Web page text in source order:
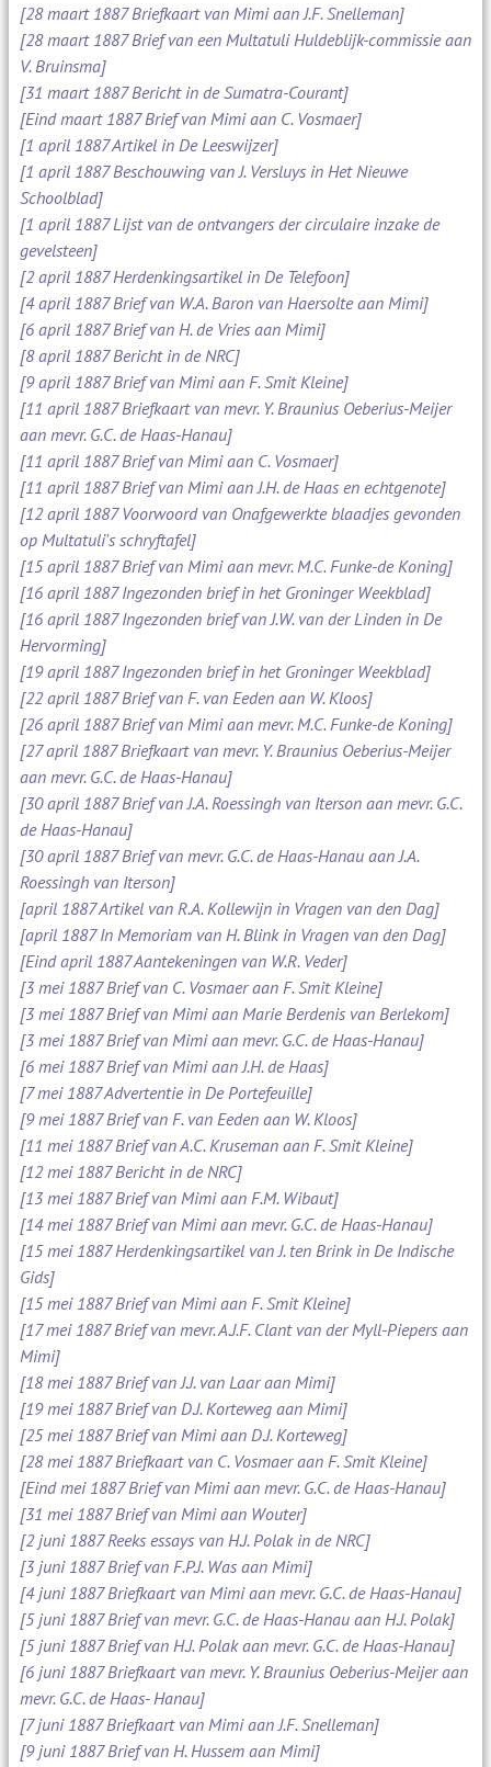
[28 maart 1887 Briefkaart van Mimi aan J.F. Snelleman]
[28 maart 1887 Brief van een Multatuli Huldeblijk-commissie aan
V. Bruinsma]
[31 maart 1887 Bericht in de Sumatra-Courant]
[Eind maart 1887 Brief van Mimi aan C. Vosmaer]
[1 april 1887 Artikel in De Leeswijzer]
[1 april 1887 Beschouwing van J. Versluys in Het Nieuwe
Schoolblad]
[1 april 1887 Lijst van de ontvangers der circulaire inzake de
gevelsteen]
[2 april 1887 Herdenkingsartikel in De Telefoon]
[4 april 1887 Brief van W.A. Baron van Haersolte aan Mimi]
[6 april 1887 Brief van H. de Vries aan Mimi]
[8 april 1887 Bericht in de NRC]
[9 april 1887 Brief van Mimi aan F. Smit Kleine]
[11 april 1887 Briefkaart van mevr. Y. Braunius Oeberius-Meijer
aan mevr. G.C. de Haas-Hanau]
[11 april 1887 Brief van Mimi aan C. Vosmaer]
[11 april 1887 Brief van Mimi aan J.H. de Haas en echtgenote]
[12 april 1887 Voorwoord van Onafgewerkte blaadjes gevonden
op Multatuli's schryftafel]
[15 april 1887 Brief van Mimi aan mevr. M.C. Funke-de Koning]
[16 april 1887 Ingezonden brief in het Groninger Weekblad]
[16 april 1887 Ingezonden brief van J.W. van der Linden in De
Hervorming]
[19 april 1887 Ingezonden brief in het Groninger Weekblad]
[22 april 1887 Brief van F. van Eeden aan W. Kloos]
[26 april 1887 Brief van Mimi aan mevr. M.C. Funke-de Koning]
[27 april 1887 Briefkaart van mevr. Y. Braunius Oeberius-Meijer
aan mevr. G.C. de Haas-Hanau]
[30 april 1887 Brief van J.A. Roessingh van Iterson aan mevr. G.C.
de Haas-Hanau]
[30 april 1887 Brief van mevr. G.C. de Haas-Hanau aan J.A.
Roessingh van Iterson]
[april 1887 Artikel van R.A. Kollewijn in Vragen van den Dag]
[april 1887 In Memoriam van H. Blink in Vragen van den Dag]
[Eind april 1887 Aantekeningen van W.R. Veder]
[3 mei 1887 Brief van C. Vosmaer aan F. Smit Kleine]
[3 mei 1887 Brief van Mimi aan Marie Berdenis van Berlekom]
[3 mei 1887 Brief van Mimi aan mevr. G.C. de Haas-Hanau]
[6 mei 1887 Brief van Mimi aan J.H. de Haas]
[7 mei 1887 Advertentie in De Portefeuille]
[9 mei 1887 Brief van F. van Eeden aan W. Kloos]
[11 mei 1887 Brief van A.C. Kruseman aan F. Smit Kleine]
[12 mei 1887 Bericht in de NRC]
[13 mei 1887 Brief van Mimi aan F.M. Wibaut]
[14 mei 1887 Brief van Mimi aan mevr. G.C. de Haas-Hanau]
[15 mei 1887 Herdenkingsartikel van J. ten Brink in De Indische
Gids]
[15 mei 1887 Brief van Mimi aan F. Smit Kleine]
[17 mei 1887 Brief van mevr. A.J.F. Clant van der Myll-Piepers aan
Mimi]
[18 mei 1887 Brief van J.J. van Laar aan Mimi]
[19 mei 1887 Brief van D.J. Korteweg aan Mimi]
[25 mei 1887 Brief van Mimi aan D.J. Korteweg]
[28 mei 1887 Briefkaart van C. Vosmaer aan F. Smit Kleine]
[Eind mei 1887 Brief van Mimi aan mevr. G.C. de Haas-Hanau]
[31 mei 1887 Brief van Mimi aan Wouter]
[2 juni 1887 Reeks essays van H.J. Polak in de NRC]
[3 juni 1887 Brief van F.P.J. Was aan Mimi]
[4 juni 1887 Briefkaart van Mimi aan mevr. G.C. de Haas-Hanau]
[5 juni 1887 Brief van mevr. G.C. de Haas-Hanau aan H.J. Polak]
[5 juni 1887 Brief van H.J. Polak aan mevr. G.C. de Haas-Hanau]
[6 juni 1887 Briefkaart van mevr. Y. Braunius Oeberius-Meijer aan
mevr. G.C. de Haas- Hanau]
[7 juni 1887 Briefkaart van Mimi aan J.F. Snelleman]
[9 juni 1887 Brief van H. Hussem aan Mimi]